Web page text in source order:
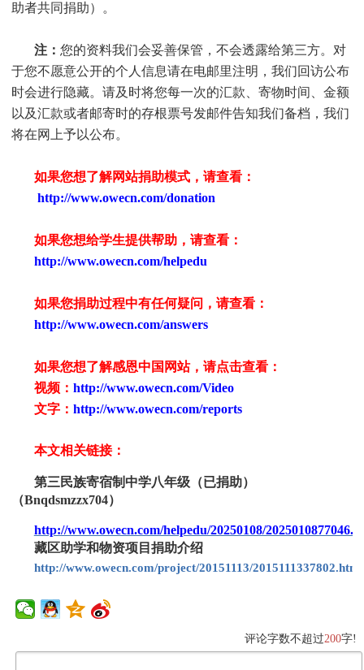
助者共同捐助）。
注： 您的资料我们会妥善保管，不会透露给第三方。对
于您不愿意公开的个人信息请在电邮里注明，我们回访公布
时会进行隐藏。请及时将您每一次的汇款、寄物时间、金额
以及汇款或者邮寄时的存根票号发邮件告知我们备档，我们
将在网上予以公布。
如果您想了解网站捐助模式，请查看：
http://www.owecn.com/donation
如果您想给学生提供帮助，请查看：
http://www.owecn.com/helpedu
如果您捐助过程中有任何疑问，请查看：
http://www.owecn.com/answers
如果您想了解感恩中国网站，请点击查看：
视频： http://www.owecn.com/Video
文字： http://www.owecn.com/reports
本文相关链接：
第三民族寄宿制中学八年级（已捐助）
（Bnqdsmzzx704）
http://www.owecn.com/helpedu/20250108/
藏区助学和物资项目捐助介绍
http://www.owecn.com/project/20151113/2015111337802.html
评论字数不超过200字!